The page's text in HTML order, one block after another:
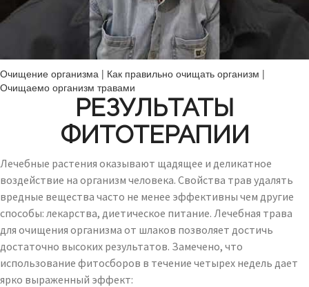
Очищение организма | Как правильно очищать организм |
Очищаемо организм травами
РЕЗУЛЬТАТЫ
ФИТОТЕРАПИИ
Лечебные растения оказывают щадящее и деликатное
воздействие на организм человека. Свойства трав удалять
вредные вещества часто не менее эффективны чем другие
способы: лекарства, диетическое питание. Лечебная трава
для очищения организма от шлаков позволяет достичь
достаточно высоких результатов. Замечено, что
использование фитосборов в течение четырех недель дает
ярко выраженный эффект: